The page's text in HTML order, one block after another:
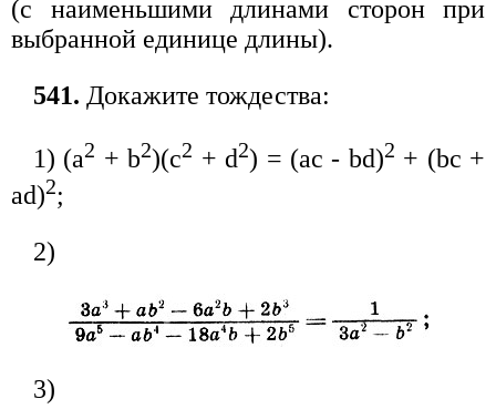
(с наименьшими длинами сторон при
выбранной единице длины).
541. Докажите тождества:
1) (а2 + b2)(с2 + d2) = (ас - bd)2 + (bc +
ad)2;
2)
3)